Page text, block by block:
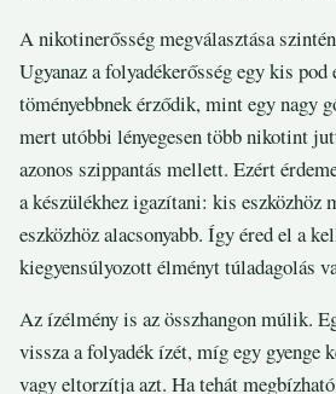
A nikotinerősség megválasztása
Ugyanaz a folyadékerősség egy kis pod
töményebbnek érződik, mint egy nagy
mert utóbbi lényegesen több nikotint
azonos szippantás mellett. Ezért
a készülékhez igazítani: kis eszközhöz
eszközhöz alacsonyabb. Így éred el a
kiegyensúlyozott élményt túladagolás
Az ízélmény is az összhangon múlik.
vissza a folyadék ízét, míg egy gyenge
vagy eltorzítja azt. Ha tehát